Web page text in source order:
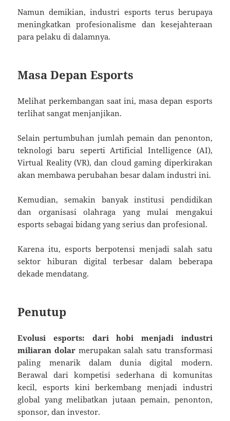
Namun demikian, industri esports terus berupaya
meningkatkan profesionalisme dan kesejahteraan
para pelaku di dalamnya.
Masa Depan Esports
Melihat perkembangan saat ini, masa depan esports
terlihat sangat menjanjikan.
Selain pertumbuhan jumlah pemain dan penonton,
teknologi baru seperti Artificial Intelligence (AI),
Virtual Reality (VR), dan cloud gaming diperkirakan
akan membawa perubahan besar dalam industri ini.
Kemudian, semakin banyak institusi pendidikan
dan organisasi olahraga yang mulai mengakui
esports sebagai bidang yang serius dan profesional.
Karena itu, esports berpotensi menjadi salah satu
sektor hiburan digital terbesar dalam beberapa
dekade mendatang.
Penutup
Evolusi esports: dari hobi menjadi industri
miliaran dolar merupakan salah satu transformasi
paling menarik dalam dunia digital modern.
Berawal dari kompetisi sederhana di komunitas
kecil, esports kini berkembang menjadi industri
global yang melibatkan jutaan pemain, penonton,
sponsor, dan investor.